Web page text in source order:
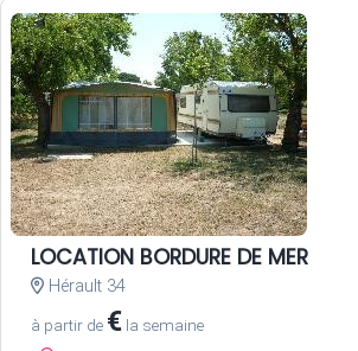
LOCATION BORDURE DE MER
Hérault 34
à partir de € la semaine